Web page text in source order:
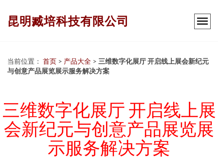
昆明臧培科技有限公司
当前位置： 首页 > 产品大全 > 三维数字化展厅 开启线上展会新纪元
与创意产品展览展示服务解决方案
三维数字化展厅 开启线上展
会新纪元与创意产品展览展
示服务解决方案